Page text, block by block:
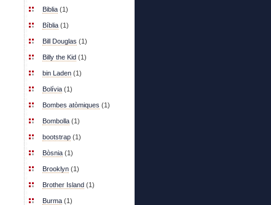
Biblia (1)
Bíblia (1)
Bill Douglas (1)
Billy the Kid (1)
bin Laden (1)
Bolívia (1)
Bombes atòmiques (1)
Bombolla (1)
bootstrap (1)
Bòsnia (1)
Brooklyn (1)
Brother Island (1)
Burma (1)